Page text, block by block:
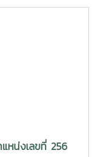
รื่องนี้คือผล
รเชิงพื้นที่" มา
ชาการ เพื่อสร้าง
มชนชายแดน
ารสื่อสาร ในการ
ระดับสากล
film
จ๊ะ : Suthit Sajaนิ
Anucha Tadeeณัฐ
สุขสกุล :Thanit
หน่งเลขที่ 256